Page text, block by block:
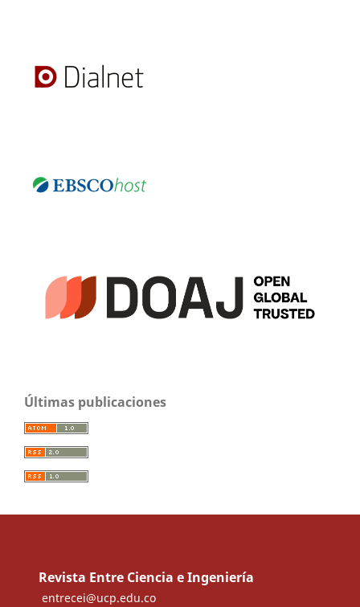
Últimas publicaciones
Revista Entre Ciencia e Ingeniería
entrecei@ucp.edu.co